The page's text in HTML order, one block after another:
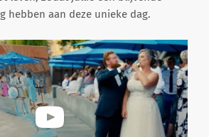
hebben aan deze unieke dag.